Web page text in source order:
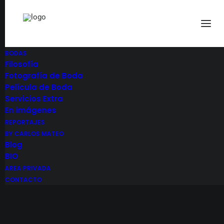
BODAS
Filosofía
Fotografía de Boda
Película de Boda
Servicios Extra
En imágenes
REPORTAJES
BY CARLOS MATEO
Blog
BIO
AREA PRIVADA
CONTACTO
Sotopalacios